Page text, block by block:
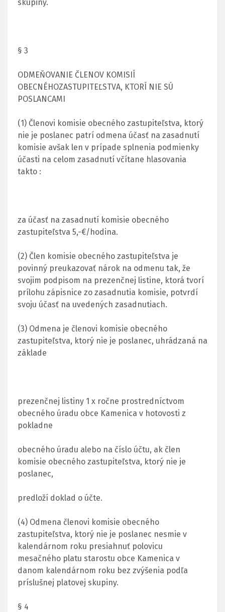
skupiny.
§ 3
ODMEŇOVANIE ČLENOV KOMISIÍ
OBECNÉHOZASTUPITEĽSTVA, KTORÍ NIE SÚ
POSLANCAMI
(1) Členovi komisie obecného zastupiteľstva, ktorý
nie je poslanec patrí odmena účasť na zasadnutí
komisie avšak len v prípade splnenia podmienky
účasti na celom zasadnutí včítane hlasovania
takto :
za účasť na zasadnutí komisie obecného
zastupiteľstva 5,-€/hodina.
(2) Člen komisie obecného zastupiteľstva je
povinný preukazovať nárok na odmenu tak, že
svojim podpisom na prezenčnej listine, ktorá tvorí
prílohu zápisnice zo zasadnutia komisie, potvrdí
svoju účasť na uvedených zasadnutiach.
(3) Odmena je členovi komisie obecného
zastupiteľstva, ktorý nie je poslanec, uhrádzaná na
základe
prezenčnej listiny 1 x ročne prostredníctvom
obecného úradu obce Kamenica v hotovosti z
pokladne
obecného úradu alebo na číslo účtu, ak člen
komisie obecného zastupiteľstva, ktorý nie je
poslanec,
predloží doklad o účte.
(4) Odmena členovi komisie obecného
zastupiteľstva, ktorý nie je poslanec nesmie v
kalendárnom roku presiahnuť polovicu
mesačného platu starostu obce Kamenica v
danom kalendárnom roku bez zvýšenia podľa
príslušnej platovej skupiny.
§ 4